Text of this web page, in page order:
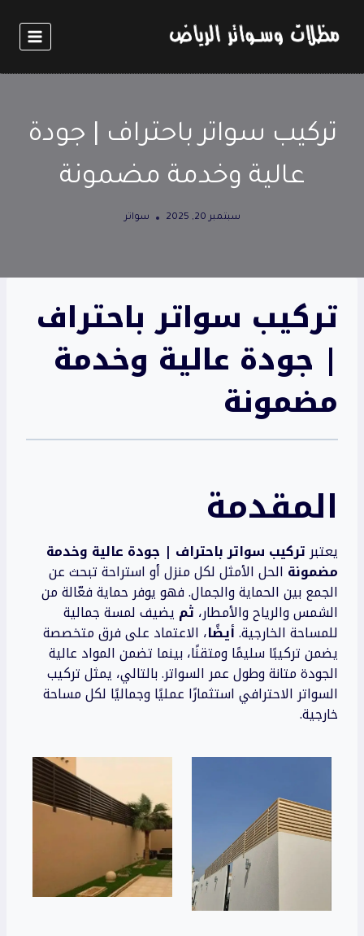
المحتوى
تركيب سواتر باحتراف | جودة
عالية وخدمة مضمونة
سبتمبر 20, 2025 سواتر
تركيب سواتر باحتراف
| جودة عالية وخدمة
مضمونة
المقدمة
يعتبرتركيب سواتر باحتراف | جودة عالية وخدمة
مضمونة الحل الأمثل لكل منزل أو استراحة تبحث عن
الجمع بين الحماية والجمال. فهو يوفر حماية فعّالة من
الشمس والرياح والأمطار، ثم يضيف لمسة جمالية
للمساحة الخارجية.أيضًا، الاعتماد على فرق متخصصة
يضمن تركيبًا سليمًا ومتقنًا، بينما تضمن المواد عالية
الجودة متانة وطول عمر السواتر. بالتالي، يمثل تركيب
السواتر الاحترافي استثمارًا عمليًا وجماليًا لكل مساحة
خارجية.